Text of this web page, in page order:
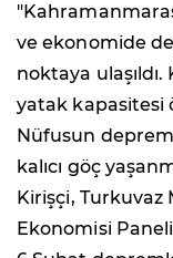
ve ekonomide
noktaya
yatak kapasitesi
Nüfusun deprem
kalıcı göç
Kirişçi, Turkuvaz
Ekonomisi